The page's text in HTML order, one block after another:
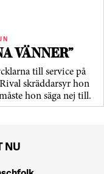
VÄNNER”
till service på
skräddarsyr hon
hon säga nej till.
NU